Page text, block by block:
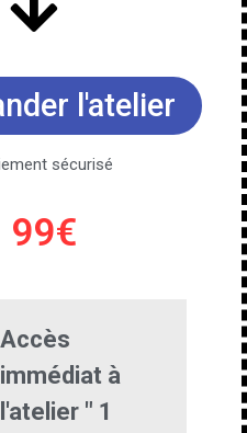
l'atelier
sécurisé
99€
Accès
immédiat à
l'atelier " 1